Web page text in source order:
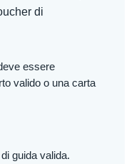
di
essere
valido o una carta
guida valida.